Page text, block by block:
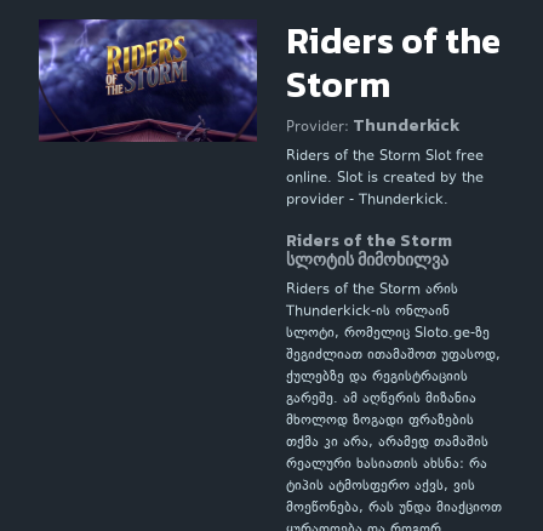
Riders of the
Storm
Provider: Thunderkick
Riders of the Storm Slot free
online. Slot is created by the
provider - Thunderkick.
Riders of the Storm
სლოტის მიმოხილვა
Riders of the Storm არის
Thunderkick-ის ონლაინ
სლოტი, რომელიც Sloto.ge-ზე
შეგიძლიათ ითამაშოთ უფასოდ,
ქულებზე და რეგისტრაციის
გარეშე. ამ აღწერის მიზანია
მხოლოდ ზოგადი ფრაზების
თქმა კი არა, არამედ თამაშის
რეალური ხასიათის ახსნა: რა
ტიპის ატმოსფერო აქვს, ვის
მოეწონება, რას უნდა მიაქციოთ